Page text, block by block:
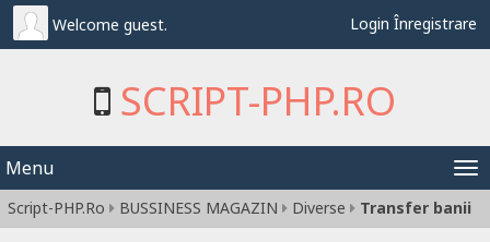
Welcome guest. Login Înregistrare
SCRIPT-PHP.RO
Menu
Script-PHP.Ro BUSSINESS MAGAZIN Diverse Transfer banii